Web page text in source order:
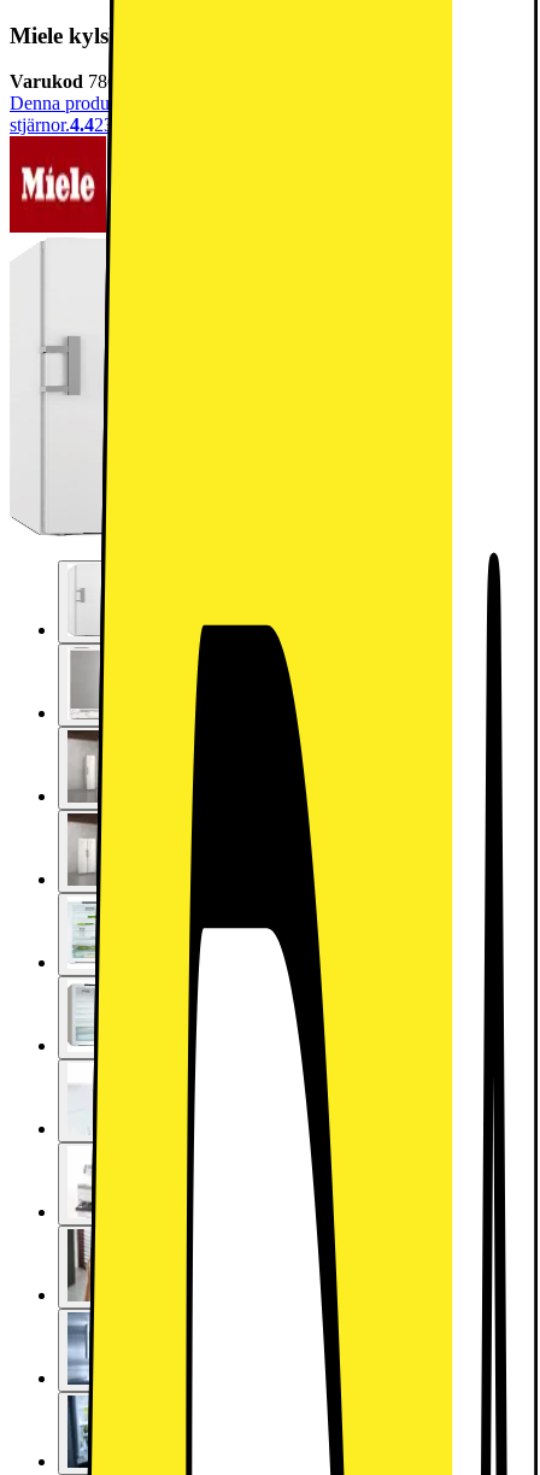
Miele kylskåp KS4783DDN (vit)
Varukod 786193
Denna produkt har blivit bedömd som 4.4 av 5 möjliga
stjärnor.4.423